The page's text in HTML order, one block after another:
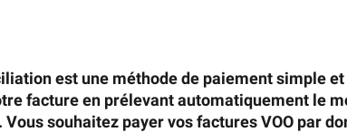
est une méthode de paiement simple
facture en prélevant automatiquement le
Vous souhaitez payer vos factures VOO par